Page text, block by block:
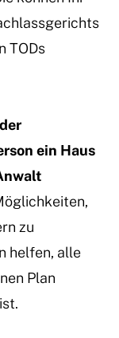
TODs
ein Haus
zu
helfen, alle
Plan